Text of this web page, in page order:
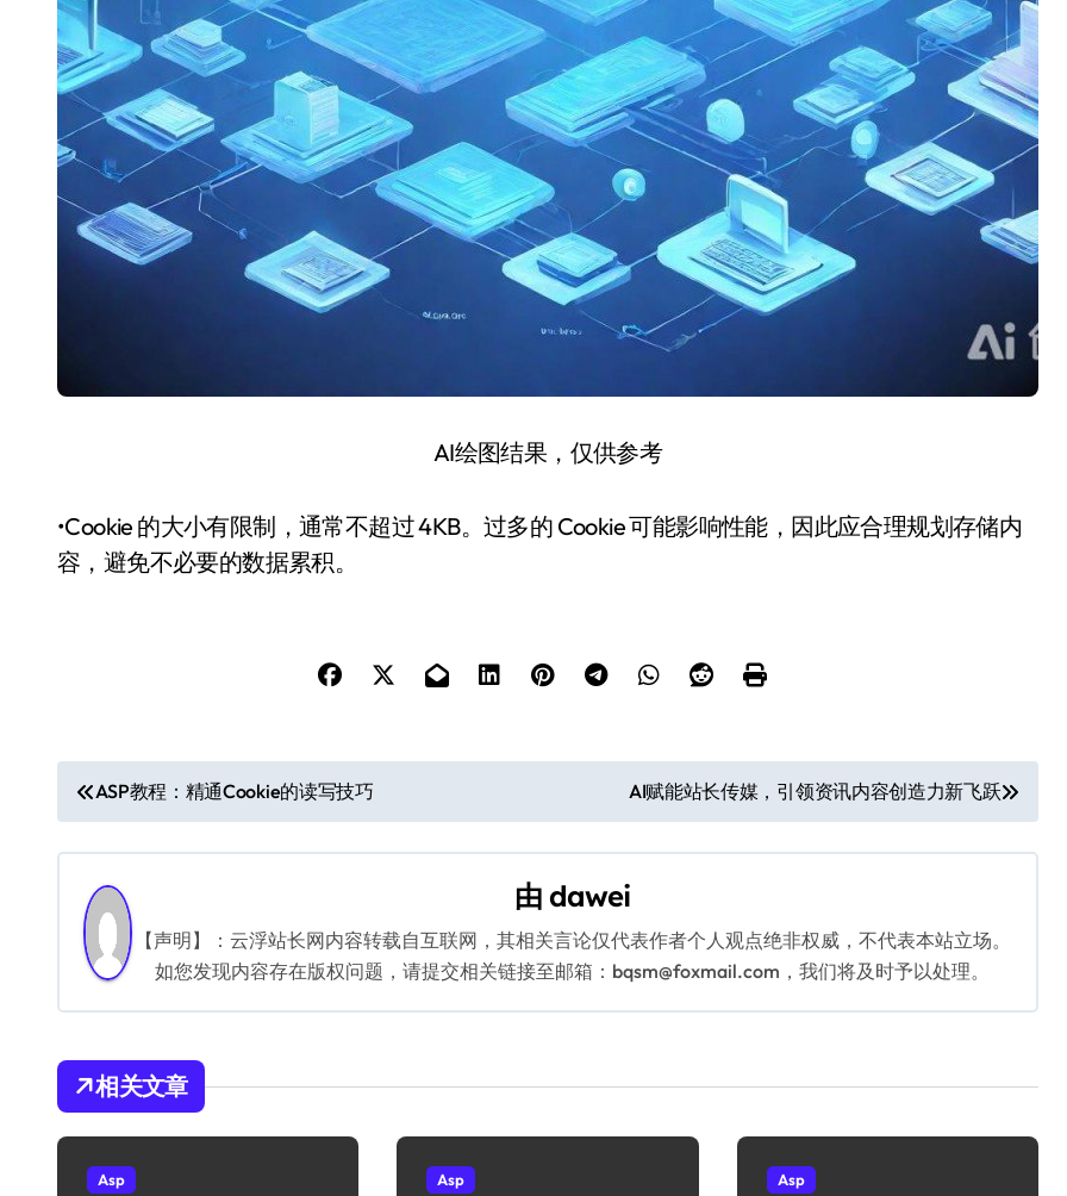
AI绘图结果，仅供参考
•Cookie 的大小有限制，通常不超过 4KB。过多的 Cookie 可能影响性能，因此应合理规划存储内
容，避免不必要的数据累积。
文
章
导
航
ASP教程：精通Cookie的读写技巧 AI赋能站长传媒，引领资讯内容创造力新飞跃
由 dawei
【声明】：云浮站长网内容转载自互联网，其相关言论仅代表作者个人观点绝非权威，不代表本站立场。
如您发现内容存在版权问题，请提交相关链接至邮箱：bqsm@foxmail.com，我们将及时予以处理。
相关文章
Asp Asp Asp